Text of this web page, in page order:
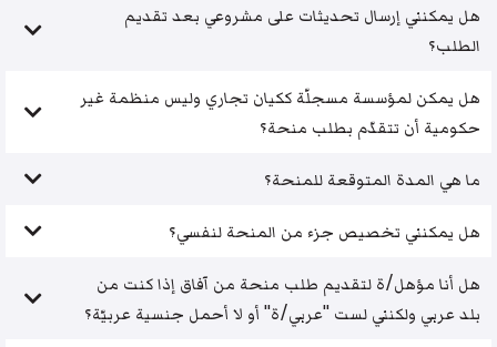
هل يمكنني إرسال تحديثات على مشروعي بعد تقديم
الطلب؟
هل يمكن لمؤسسة مسجلّة ككيان تجاري وليس منظمة غير
حكومية أن تتقدّم بطلب منحة؟
ما هي المدة المتوقعة للمنحة؟
هل يمكنني تخصيص جزء من المنحة لنفسي؟
هل أنا مؤهل/ة لتقديم طلب منحة من آفاق إذا كنت من
بلد عربي ولكنني لست "عربي/ة" أو لا أحمل جنسية عربيّة؟